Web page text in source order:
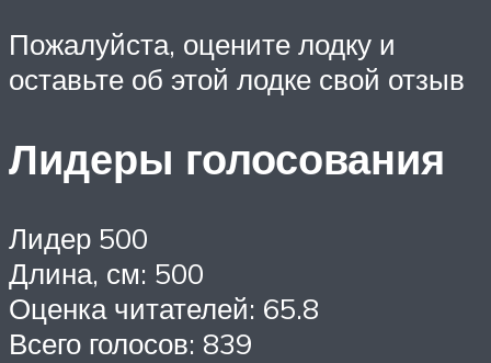
Пожалуйста, оцените лодку и
оставьте об этой лодке свой отзыв
Лидеры голосования
Лидер 500
Длина, см: 500
Оценка читателей: 65.8
Всего голосов: 839